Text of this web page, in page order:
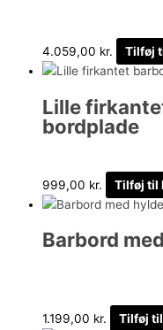
4.059,00 kr. Tilføj
Lille
bordplade
999,00 kr. Tilføj til
Barbord
1.199,00 kr. Tilføj